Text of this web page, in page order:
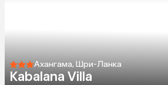
Ахангама, Шри-Ланка
Kabalana Villa